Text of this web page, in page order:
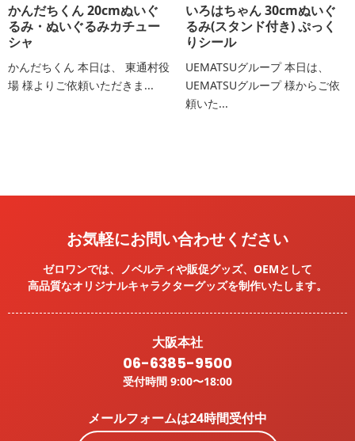
かんだちくん 20cmぬいぐ
るみ・ぬいぐるみカチュー
シャ
かんだちくん 本日は、 東通村役
場 様よりご依頼いただきま...
いろはちゃん 30cmぬいぐ
るみ(スタンド付き) ぷっく
りシール
UEMATSUグループ 本日は、
UEMATSUグループ 様からご依
頼いた...
お気軽にお問い合わせください
ゼロワンでは、ノベルティや販促グッズ、OEMとして
高品質なオリジナルキャラクターグッズを制作いたします。
大阪本社
06-6385-9500
受付時間 9:00〜18:00
メールフォームは24時間受付中